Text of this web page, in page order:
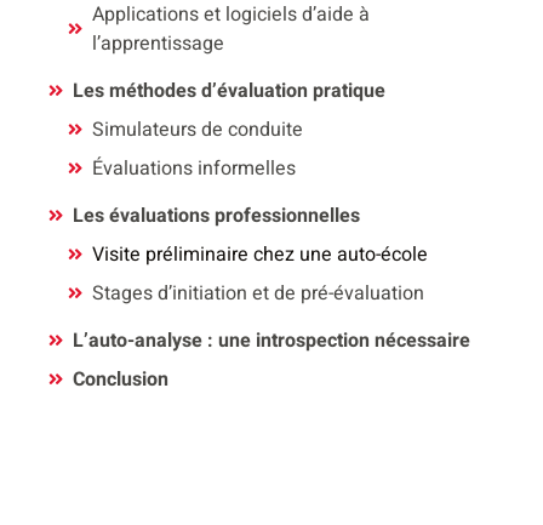
Applications et logiciels d’aide à
l’apprentissage
Les méthodes d’évaluation pratique
Simulateurs de conduite
Évaluations informelles
Les évaluations professionnelles
Visite préliminaire chez une auto-école
Stages d’initiation et de pré-évaluation
L’auto-analyse : une introspection nécessaire
Conclusion